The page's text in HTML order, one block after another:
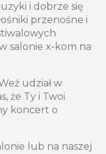
i dobrze się
przenośne i
salonie x-kom na
udział w
że Ty i Twoi
koncert o
lub na naszej